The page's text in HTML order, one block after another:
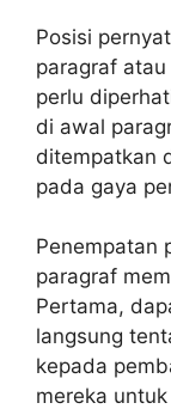
Posisi
paragraf
perlu
di awal
ditempatkan
pada gaya
Penempatan
paragraf
Pertama,
langsung
kepada
mereka